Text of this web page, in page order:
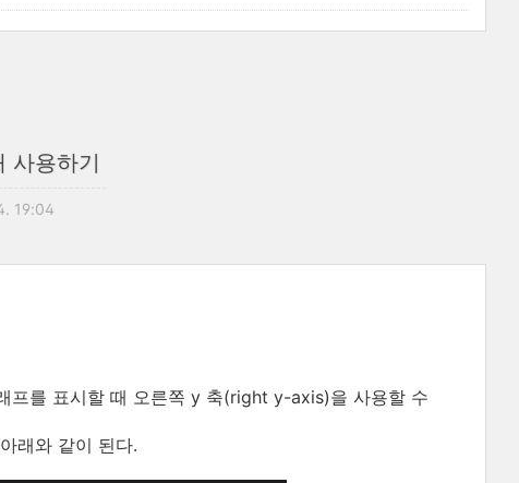
사용하기
19:04
프를 표시할 때 오른쪽 y 축(right y-axis)을 사용할 수
래와 같이 된다.